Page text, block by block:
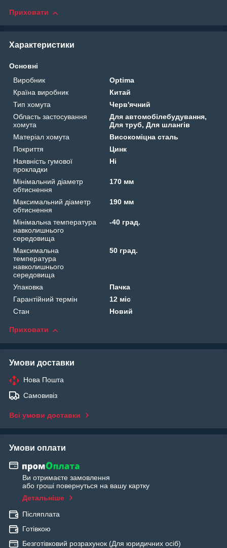
Приховати
Характеристики
Основні
Виробник
Optima
Країна виробник
Китай
Тип хомута
Черв'ячний
Область застосування
хомута
Для автомобілебудування,
Для труб, Для шлангів
Матеріал хомута
Високоміцна сталь
Покриття
Цинк
Наявність гумової
прокладки
Ні
Мінімальний діаметр
обтиснення
170 мм
Максимальний діаметр
обтиснення
190 мм
Мінімальна температура
навколишнього
середовища
-40 град.
Максимальна
температура
навколишнього
середовища
50 град.
Упаковка
Пачка
Гарантійний термін
12 міс
Стан
Новий
Приховати
Умови доставки
Нова Пошта
Самовивіз
Всі умови доставки
Умови оплати
Ви отримаєте замовлення
або гроші повернуться на вашу картку
Детальніше
Післяплата
Готівкою
Безготівковий розрахунок (Для юридичних осіб)